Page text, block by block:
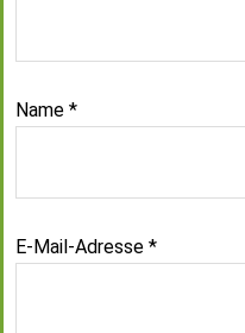
Name *
E-Mail-Adresse *